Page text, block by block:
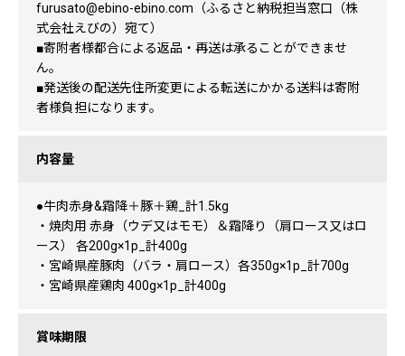
furusato@ebino-ebino.com（ふるさと納税担当窓口（株
式会社えびの）宛て）
■寄附者様都合による返品・再送は承ることができませ
ん。
■発送後の配送先住所変更による転送にかかる送料は寄附
者様負担になります。
内容量
●牛肉赤身&霜降＋豚＋鶏_計1.5kg
・焼肉用 赤身（ウデ又はモモ）＆霜降り（肩ロース又はロ
ース） 各200g×1p_計400g
・宮崎県産豚肉（バラ・肩ロース）各350g×1p_計700g
・宮崎県産鶏肉 400g×1p_計400g
賞味期限